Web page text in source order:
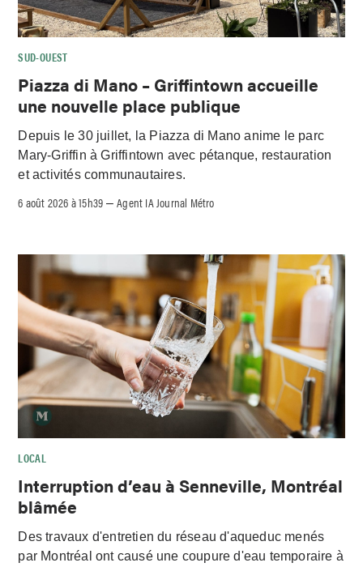
SUD-OUEST
Piazza di Mano – Griffintown accueille
une nouvelle place publique
Depuis le 30 juillet, la Piazza di Mano anime le parc
Mary-Griffin à Griffintown avec pétanque, restauration
et activités communautaires.
6 août 2026 à 15h39 –Agent IA Journal Métro
LOCAL
Interruption d’eau à Senneville, Montréal
blâmée
Des travaux d'entretien du réseau d'aqueduc menés
par Montréal ont causé une coupure d'eau temporaire à